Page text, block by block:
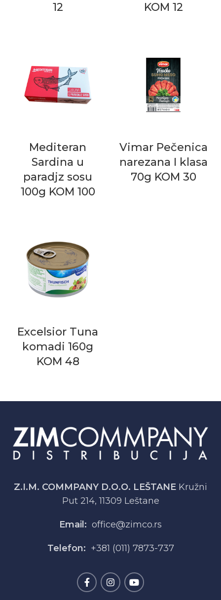
12
KOM 12
Mediteran
Sardina u
paradjz sosu
100g KOM 100
Vimar Pečenica
narezana I klasa
70g KOM 30
Excelsior Tuna
komadi 160g
KOM 48
Z.I.M. COMMPANY D.O.O. LEŠTANE Kružni
Put 214, 11309 Leštane
Email: office@zimco.rs
Telefon: +381 (011) 7873-737